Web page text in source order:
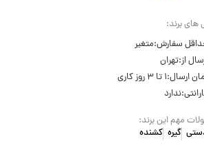
های برند:
سفارش:متغیر
از:تهران
ارسال:۱ تا ۳ روز کاری
ندارد
مهم این برند:
دستی گیره کشنده